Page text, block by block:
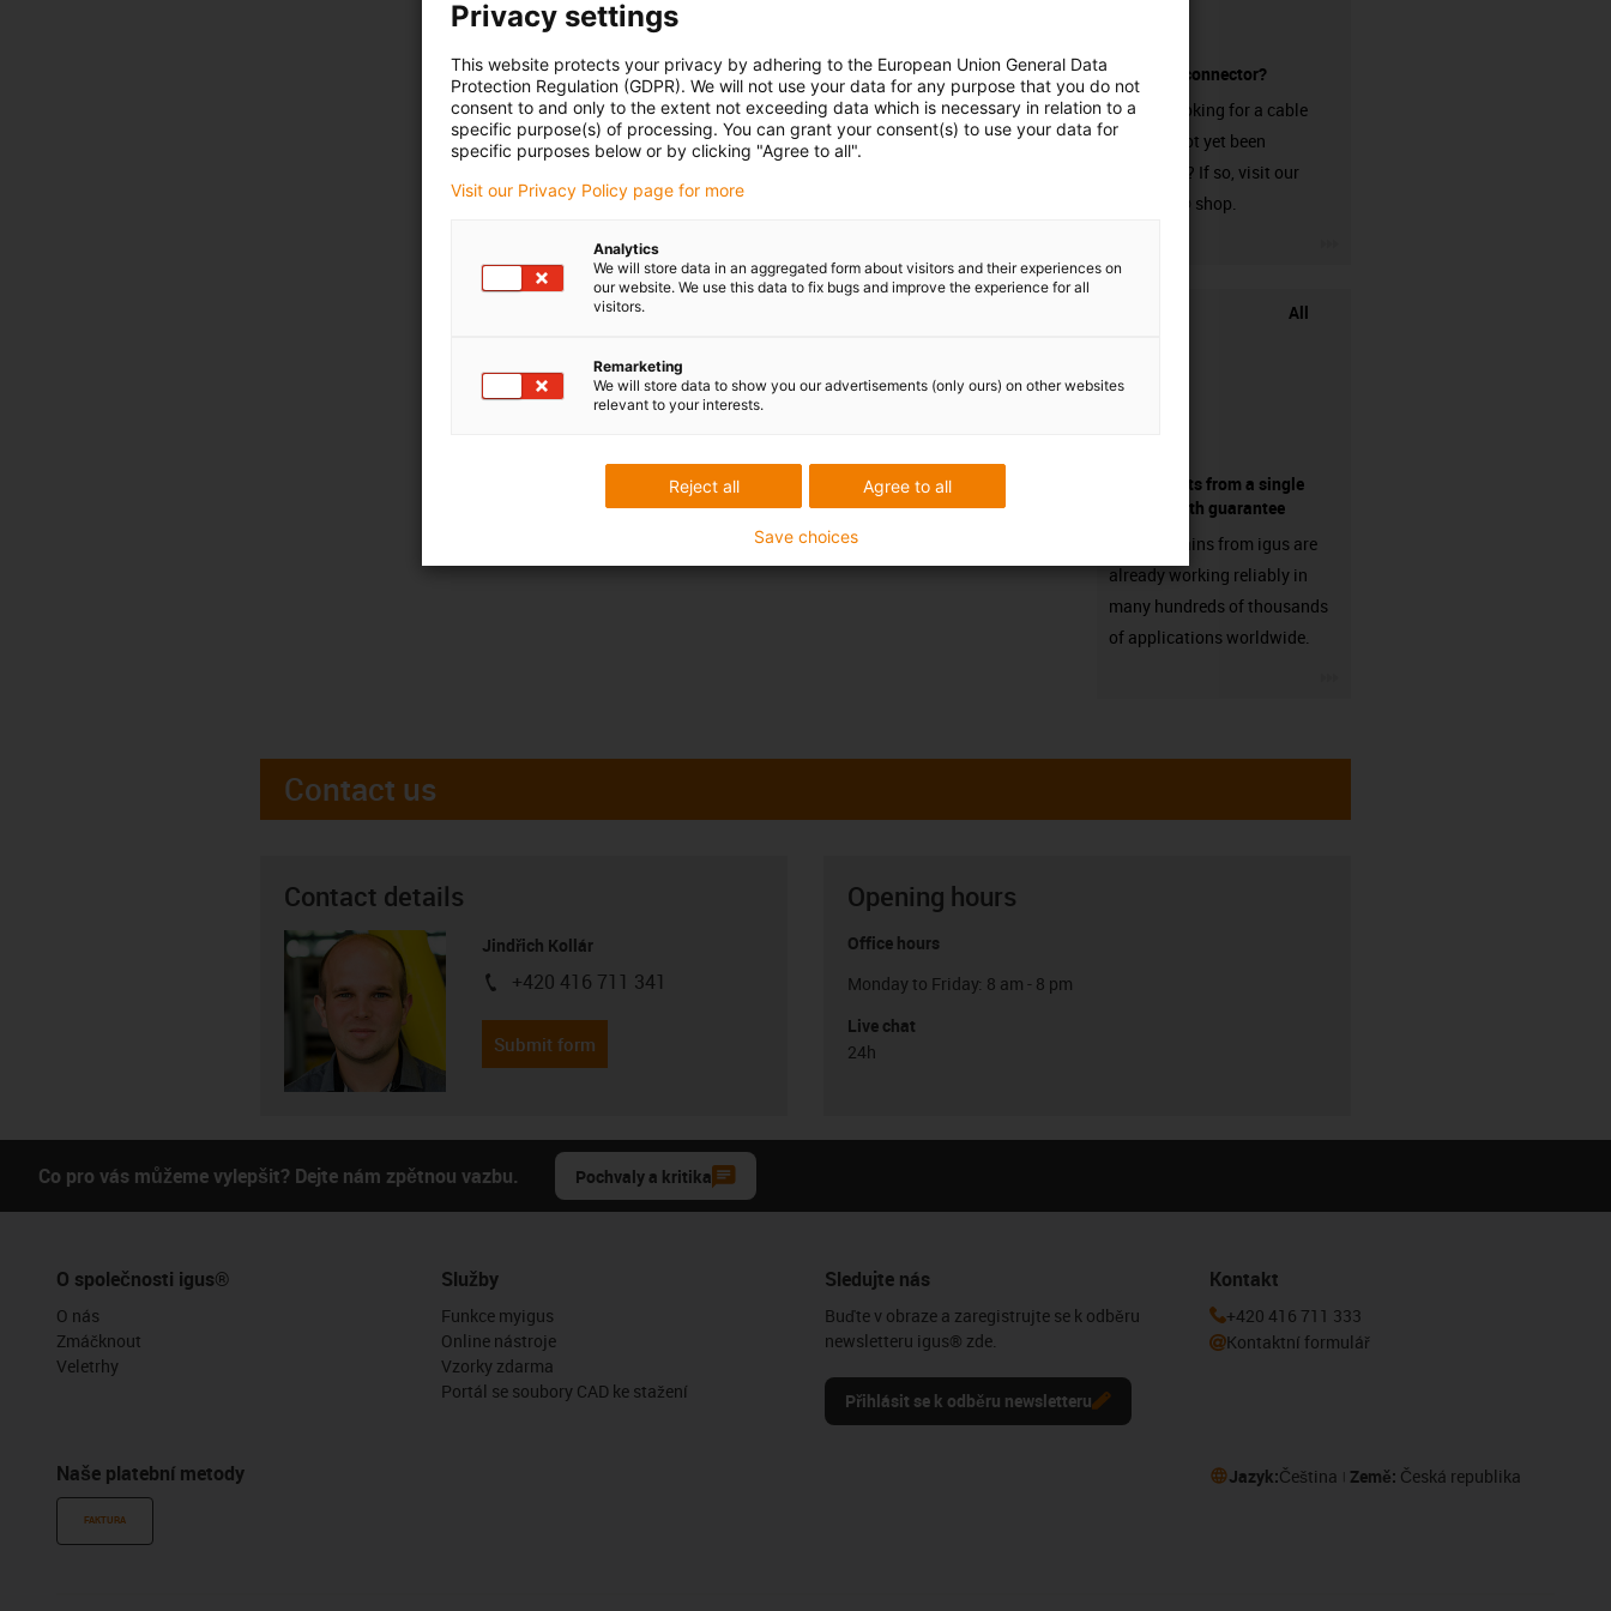
without a connector?
Are you looking for a cable
that has not yet been
harnessed? If so, visit our
chainflex® shop.
All
components from a single
source - with guarantee
Energy chains from igus are
already working reliably in
many hundreds of thousands
of applications worldwide.
Contact us
Contact details
Jindřich Kollár
igus-icon-phone
+420 416 711 341
Submit form
Opening hours
Office hours
Monday to Friday: 8 am - 8 pm
Live chat
24h
Co pro vás můžeme vylepšit? Dejte nám zpětnou vazbu. Pochvaly a kritika
O společnosti igus®
O nás
Zmáčknout
Veletrhy
Naše platební metody
FAKTURA
Služby
Funkce myigus
Online nástroje
Vzorky zdarma
Portál se soubory CAD ke stažení
Sledujte nás
Buďte v obraze a zaregistrujte se k odběru
newsletteru igus® zde.
Přihlásit se k odběru newsletteru
Kontakt
+420 416 711 333
Kontaktní formulář
Jazyk:Čeština Země: Česká republika
Privacy settings
This website protects your privacy by adhering to the European Union General Data
Protection Regulation (GDPR). We will not use your data for any purpose that you do not
consent to and only to the extent not exceeding data which is necessary in relation to a
specific purpose(s) of processing. You can grant your consent(s) to use your data for
specific purposes below or by clicking "Agree to all".
Visit our Privacy Policy page for more
Analytics
We will store data in an aggregated form about visitors and their experiences on
our website. We use this data to fix bugs and improve the experience for all
visitors.
Remarketing
We will store data to show you our advertisements (only ours) on other websites
relevant to your interests.
Agree to all
Reject all
Save choices